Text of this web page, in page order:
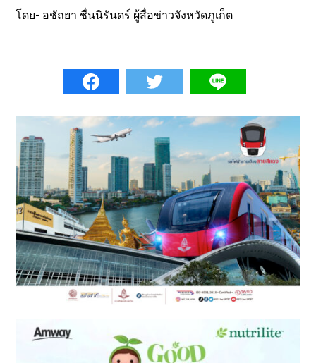
โดย- อชัถยา ชื่นนิรันดร์ ผู้สื่อข่าวจังหวัดภูเก็ต